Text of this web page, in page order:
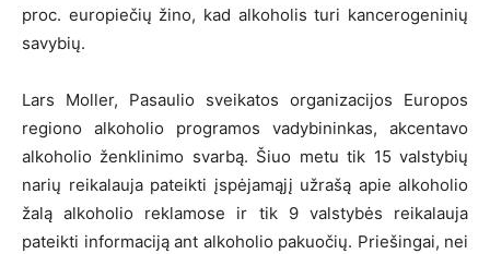
proc. europiečių žino, kad alkoholis turi kancerogeninių
savybių.
Lars Moller, Pasaulio sveikatos organizacijos Europos
regiono alkoholio programos vadybininkas, akcentavo
alkoholio ženklinimo svarbą. Šiuo metu tik 15 valstybių
narių reikalauja pateikti įspėjamąjį užrašą apie alkoholio
žalą alkoholio reklamose ir tik 9 valstybės reikalauja
pateikti informaciją ant alkoholio pakuočių. Priešingai, nei